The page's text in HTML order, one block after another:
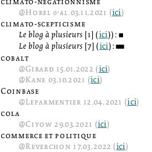
@Horel & al.03.11.2021 (ici)
climato-scepticisme
Le blog à plusieurs [1] (ici)): 2
Le blog à plusieurs [7] (ici):3
cobalt
@Girard 15.01.2022 (ici)
@Kane 03.10.2021 (ici)
Coinbase
@Leparmentier 12.04.2021 (ici)
cola
@Ciyow29.03.2021 (ici)
commerce et politique
@Reverchon 17.03.2022 (ici)